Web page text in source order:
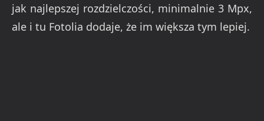
jak najlepszej rozdzielczości, minimalnie 3 Mpx,
ale i tu Fotolia dodaje, że im większa tym lepiej.